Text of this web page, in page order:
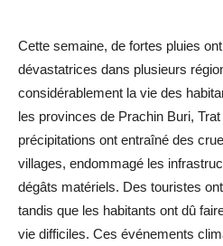
Cette semaine, de fortes pluies
dévastatrices dans plusieurs
considérablement la vie des
les provinces de Prachin Buri,
précipitations ont entraîné des
villages, endommagé les
dégâts matériels. Des touristes
tandis que les habitants ont dû
vie difficiles. Ces événements